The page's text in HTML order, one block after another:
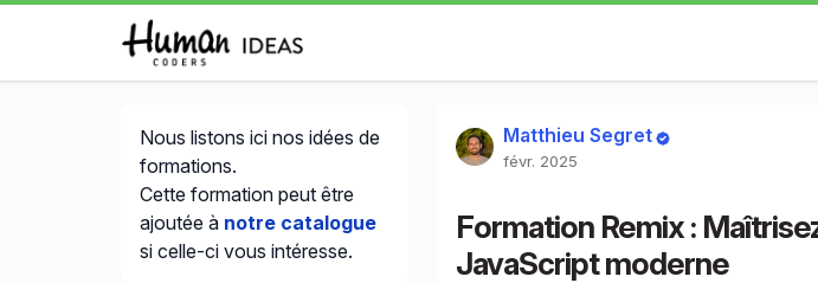
Matthieu Segret
févr. 2025
Formation Remix :
JavaScript moderne
Nous listons ici nos idées de
formations.
Cette formation peut être
ajoutée à notre catalogue
si celle-ci vous intéresse.